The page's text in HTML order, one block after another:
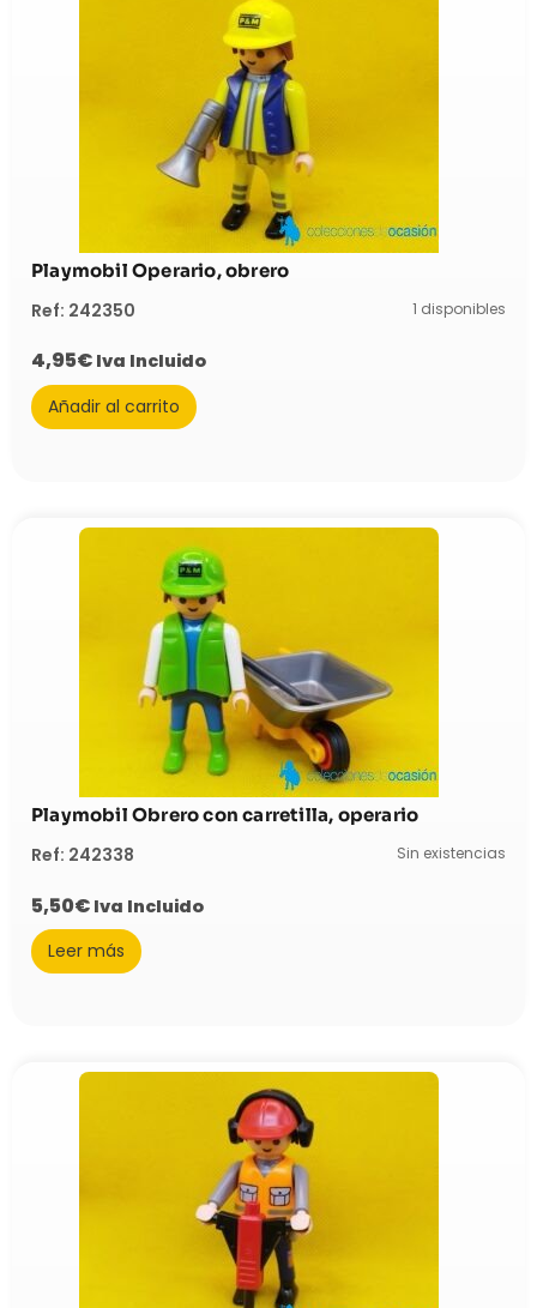
Playmobil Operario, obrero
Ref: 242350 1 disponibles
4,95€ Iva Incluido
Añadir al carrito
Playmobil Obrero con carretilla, operario
Ref: 242338 Sin existencias
5,50€ Iva Incluido
Leer más